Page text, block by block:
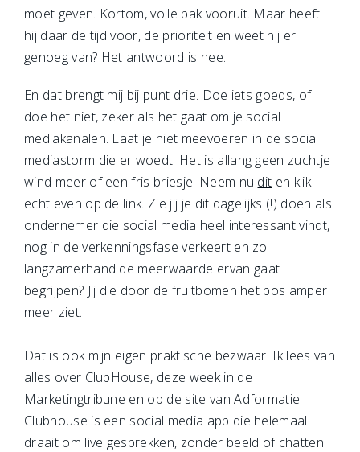
moet geven. Kortom, volle bak vooruit. Maar heeft
hij daar de tijd voor, de prioriteit en weet hij er
genoeg van? Het antwoord is nee.
En dat brengt mij bij punt drie. Doe iets goeds, of
doe het niet, zeker als het gaat om je social
mediakanalen. Laat je niet meevoeren in de social
mediastorm die er woedt. Het is allang geen zuchtje
wind meer of een fris briesje. Neem nu dit en klik
echt even op de link. Zie jij je dit dagelijks (!) doen als
ondernemer die social media heel interessant vindt,
nog in de verkenningsfase verkeert en zo
langzamerhand de meerwaarde ervan gaat
begrijpen? Jij die door de fruitbomen het bos amper
meer ziet.
Dat is ook mijn eigen praktische bezwaar. Ik lees van
alles over ClubHouse, deze week in de
Marketingtribune en op de site vanAdformatie.
Clubhouse is een social media app die helemaal
draait om live gesprekken, zonder beeld of chatten.